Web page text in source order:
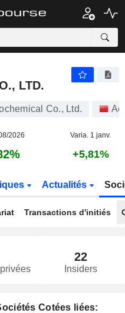
LTD.
Co., Ltd.
2026 Varia. 1 janv.
+5,81%
Actualités
Transactions d'initiés
22
Insiders
Cotées liées: